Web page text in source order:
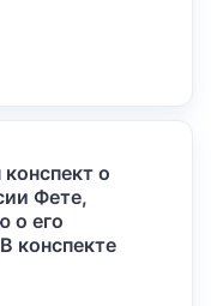
о
Фете,
о его
конспекте